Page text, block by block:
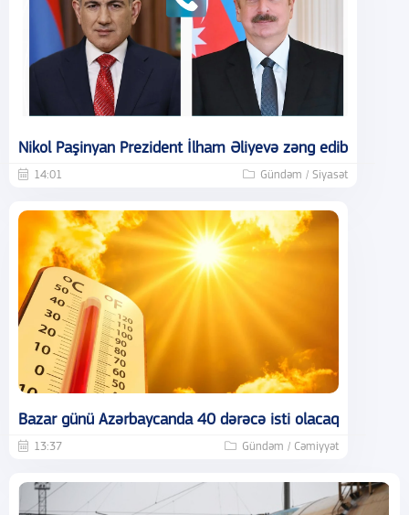
Nikol Paşinyan Prezident İlham Əliyevə zəng edib
14:01 Gündəm / Siyasət
Bazar günü Azərbaycanda 40 dərəcə isti olacaq
13:37 Gündəm / Cəmiyyət